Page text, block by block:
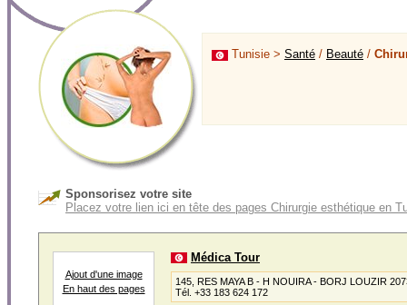
Tunisie > Santé / Beauté /
Sponsorisez votre site
Placez votre lien ici en tête des pages Chirurgie esthétique en
Ajout d'une image
En haut des pages
Médica Tour
145, RES MAYA B - H NOUIRA - BORJ LOUZIR
Tél. +33 183 624 172